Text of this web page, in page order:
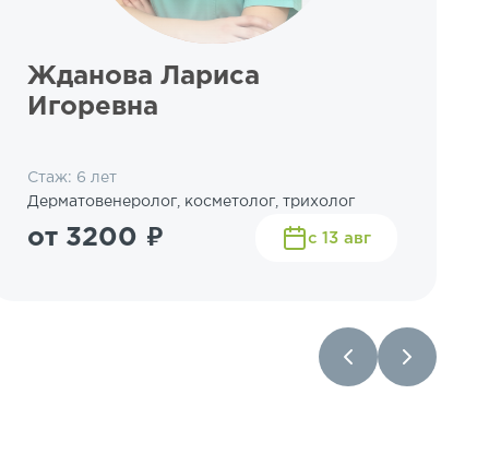
Жданова Лариса
Игоревна
Стаж: 6 лет
Дерматовенеролог, косметолог, трихолог
от 3200 ₽ с 13 авг